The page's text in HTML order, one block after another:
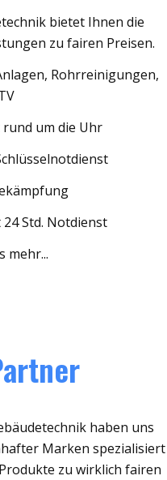
bietet Ihnen die
zu fairen Preisen.
Rohrreinigungen,
um die Uhr
Std. Notdienst
mehr...
haben uns
Marken spezialisiert
zu wirklich fairen